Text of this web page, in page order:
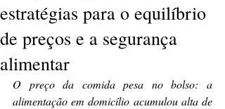
estratégias para o equilíbrio
de preços e a segurança
alimentar
O preço da comida pesa no bolso: a
alimentação em domicílio acumulou alta de